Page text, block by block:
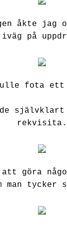
åkte jag
iväg på
fota ett
rekvisita.
göra
man tycker